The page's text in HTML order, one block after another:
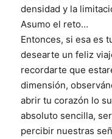
densidad y la
Asumo el reto…
Entonces, si esa es
desearte un feliz
recordarte que
dimensión,
abrir tu corazón lo
absoluto sencilla,
percibir nuestras